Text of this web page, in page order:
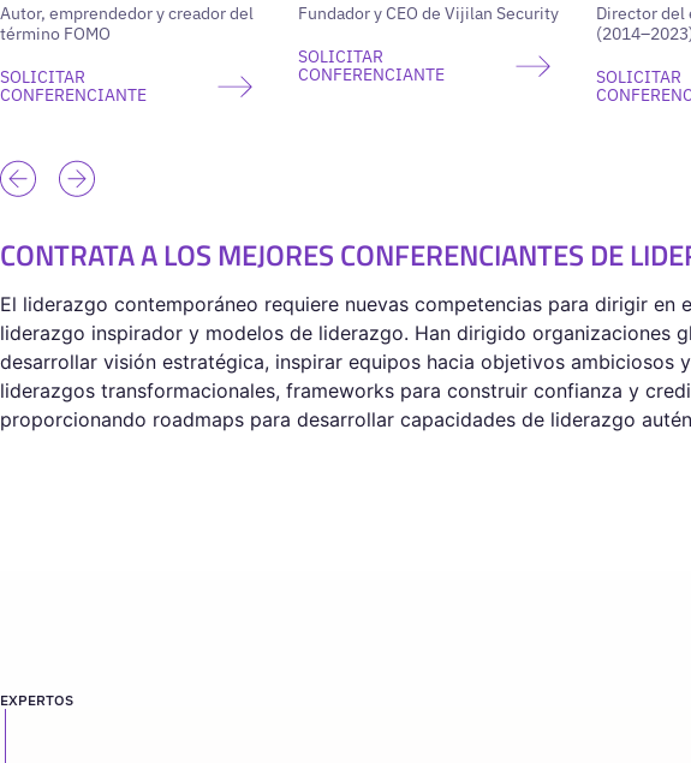
Autor, emprendedor y creador del
término FOMO
SOLICITAR
CONFERENCIANTE
Fundador y CEO de Vijilan Security
SOLICITAR
CONFERENCIANTE
Director del
SOLICITAR
CONTRATA A LOS MEJORES CONFERENCIANTES DE
El liderazgo contemporáneo requiere nuevas competencias para dirigir
liderazgo inspirador y modelos de liderazgo. Han dirigido organizaciones
desarrollar visión estratégica, inspirar equipos hacia objetivos ambiciosos
liderazgos transformacionales, frameworks para construir confianza y
proporcionando roadmaps para desarrollar capacidades de liderazgo
EXPERTOS